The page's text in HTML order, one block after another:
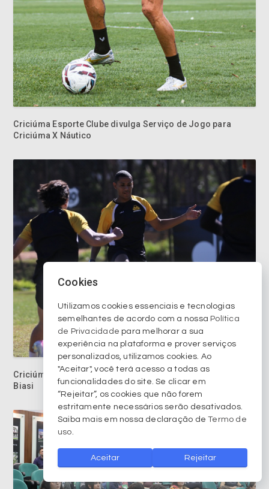
Criciúma Esporte Clube divulga Serviço de Jogo para
Criciúma X Náutico
Criciúma duela com o Novorizontino no Jorge Ismael de
Biasi
Cookies
Utilizamos cookies essenciais e tecnologias
semelhantes de acordo com a nossa Política
de Privacidade para melhorar a sua
experiência na plataforma e prover serviços
personalizados, utilizamos cookies. Ao
"Aceitar", você terá acesso a todas as
funcionalidades do site. Se clicar em
“Rejeitar”, os cookies que não forem
estritamente necessários serão desativados.
Saiba mais em nossa declaração deTermo de
uso.
Aceitar Rejeitar